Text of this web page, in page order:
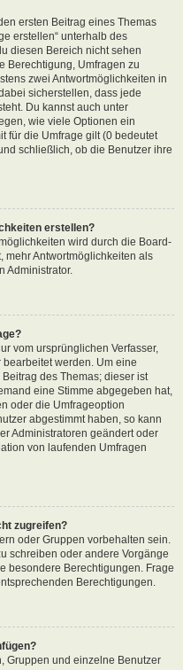
ersten Beitrag eines Themas
erstellen“ unterhalb des
diesen Bereich nicht sehen
Berechtigung, Umfragen zu
zwei Antwortmöglichkeiten in
sicherstellen, dass jede
Du kannst auch unter
wie viele Optionen ein
für die Umfrage gilt (0 bedeutet
schließlich, ob die Benutzer ihre
erstellen?
wird durch die Board-
mehr Antwortmöglichkeiten als
Administrator.
vom ursprünglichen Verfasser,
werden. Um eine
des Themas; dieser ist
eine Stimme abgegeben hat,
oder die Umfrageoption
abgestimmt haben, so kann
Administratoren geändert oder
von laufenden Umfragen
zugreifen?
oder Gruppen vorbehalten sein.
schreiben oder andere Vorgänge
besondere Berechtigungen. Frage
Berechtigungen.
Gruppen und einzelne Benutzer